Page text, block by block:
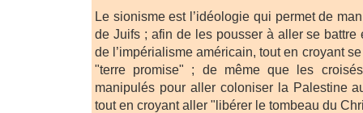
Le sionisme est l’idéologie qui permet de
de Juifs ; afin de les pousser à aller se battre
de l’impérialisme américain, tout en croyant
"terre promise" ; de même que les
manipulés pour aller coloniser la Palestine
tout en croyant aller "libérer le tombeau du